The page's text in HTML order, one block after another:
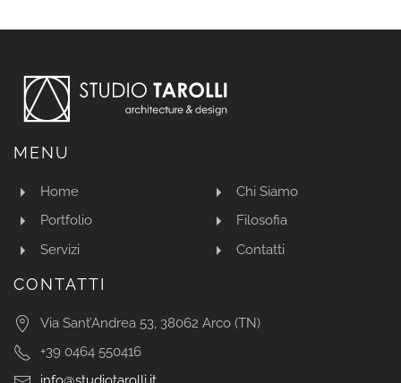
MENU
Home
Portfolio
Servizi
Chi Siamo
Filosofia
Contatti
CONTATTI
Via Sant’Andrea 53, 38062 Arco (TN)
+39 0464 550416